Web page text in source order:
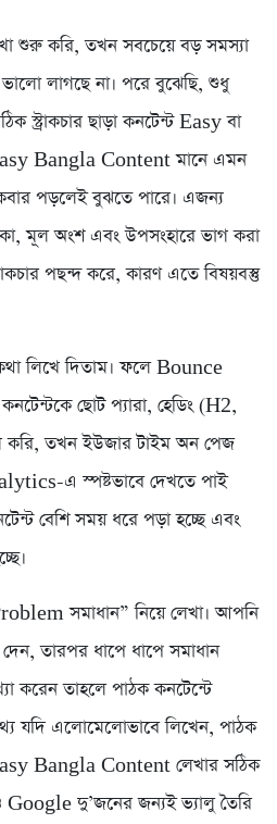
শুরু করি, তখন সবচেয়ে বড় সমস্যা
লাগছে না। পরে বুঝেছি, শুধু
স্ট্রাকচার ছাড়া কনটেন্ট Easy বা
Bangla Content মানে এমন
পড়লেই বুঝতে পারে। এজন্য
মূল অংশ এবং উপসংহারে ভাগ করা
পছন্দ করে, কারণ এতে বিষয়বস্তু
লিখে দিতাম। ফলে Bounce
ছোট প্যারা, হেডিং (H2,
তখন ইউজার টাইম অন পেজ
এ স্পষ্টভাবে দেখতে পাই
বেশি সময় ধরে পড়া হচ্ছে এবং
সমাধান” নিয়ে লেখা। আপনি
তারপর ধাপে ধাপে সমাধান
করেন তাহলে পাঠক কনটেন্টে
যদি এলোমেলোভাবে লিখেন, পাঠক
Bangla Content লেখার সঠিক
Google দু’জনের জন্যই ভ্যালু তৈরি